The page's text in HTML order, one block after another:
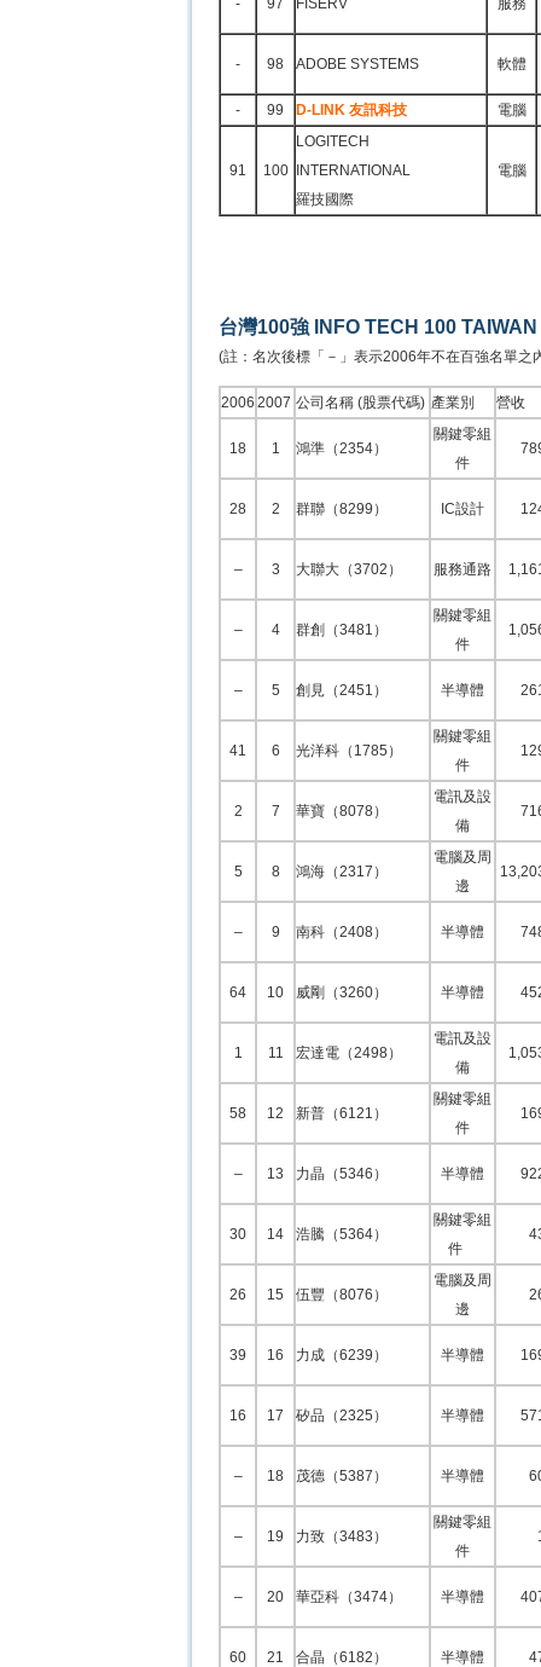
- 97 FISERV 服務
- 98 ADOBE SYSTEMS 軟體
- 99 D-LINK 友訊科技 電腦
91 100
LOGITECH
INTERNATIONAL
羅技國際
電腦
台灣100強 INFO TECH 100 TAIWAN
(註：名次後標「－」表示2006年不在百強名單之
2006 2007 公司名稱 (股票代碼) 產業別 營收
18 1 鴻準（2354）
關鍵零組
件
28 2 群聯（8299） IC設計
– 3 大聯大（3702） 服務通路
– 4 群創（3481）
關鍵零組
件
– 5 創見（2451） 半導體
41 6 光洋科（1785）
關鍵零組
件
2 7 華寶（8078）
電訊及設
備
5 8 鴻海（2317）
電腦及周
邊
– 9 南科（2408） 半導體
64 10 威剛（3260） 半導體
1 11 宏達電（2498）
電訊及設
備
58 12 新普（6121）
關鍵零組
件
– 13 力晶（5346） 半導體
30 14 浩騰（5364）
關鍵零組
件
26 15 伍豐（8076）
電腦及周
邊
39 16 力成（6239） 半導體
16 17 矽品（2325） 半導體
– 18 茂德（5387） 半導體
– 19 力致（3483）
關鍵零組
件
– 20 華亞科（3474） 半導體
60 21 合晶（6182） 半導體